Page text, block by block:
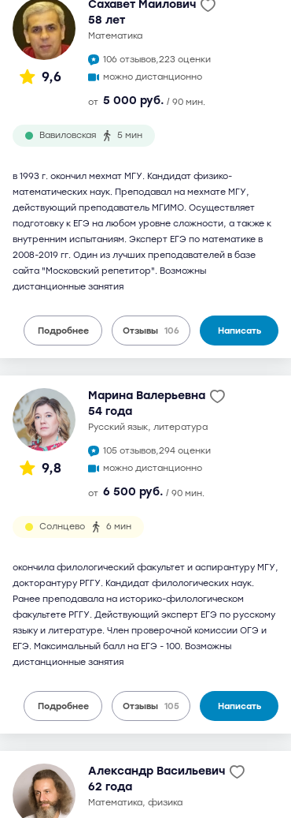
9,6
Сахавет Маилович
58 лет
математика
106 отзывов,223 оценки
можно дистанционно
от 5 000 руб. / 90 мин.
Вавиловская 5 мин
в 1993 г. окончил мехмат МГУ. Кандидат физико-
математических наук. Преподавал на мехмате МГУ,
действующий преподаватель МГИМО. Осуществляет
подготовку к ЕГЭ на любом уровне сложности, а также к
внутренним испытаниям. Эксперт ЕГЭ по математике в
2008-2019 гг. Один из лучших преподавателей в базе
сайта "Московский репетитор". Возможны
дистанционные занятия
Подробнее Отзывы 106 Написать
9,8
Марина Валерьевна
54 года
русский язык, литература
105 отзывов,294 оценки
можно дистанционно
от 6 500 руб. / 90 мин.
Солнцево 6 мин
окончила филологический факультет и аспирантуру МГУ,
докторантуру РГГУ. Кандидат филологических наук.
Ранее преподавала на историко-филологическом
факультете РГГУ. Действующий эксперт ЕГЭ по русскому
языку и литературе. Член проверочной комиссии ОГЭ и
ЕГЭ. Максимальный балл на ЕГЭ - 100. Возможны
дистанционные занятия
Подробнее Отзывы 105 Написать
Александр Васильевич
62 года
математика, физика